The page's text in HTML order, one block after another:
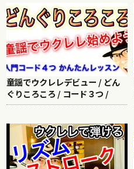
童謡でウクレレデビュー / どん
ぐりころころ / コード３つ /